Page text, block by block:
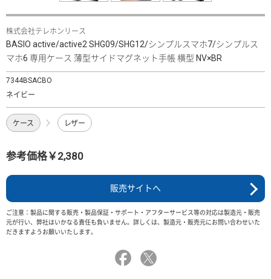
株式会社テレホンリース
BASIO active/active2 SHG09/SHG12/シンプルスマホ7/シンプルス
マホ6 専用ケース 薄型サイドマグネット手帳 横型 NV×BR
7344BSACBO
ネイビー
ケース レザー
参考価格￥2,380
販売サイトへ
ご注意：製品に関する販売・製品保証・サポート・アフターサービス等の対応は製造元・販売
元が行い、弊社はいかなる責任も負いません。詳しくは、製造元・販売元にお問い合わせいた
だきますようお願いいたします。